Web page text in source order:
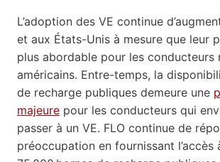
L’adoption des VE continue
et aux États-Unis à mesure que leur
plus abordable pour les conducteurs
américains. Entre-temps, la
de recharge publiques demeure une
majeure pour les conducteurs qui
passer à un VE. FLO continue de
préoccupation en fournissant l’accès